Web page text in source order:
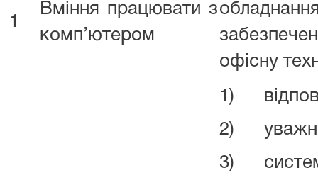
1
Вміння працювати з
комп’ютером
офісну
1)
2)
3)